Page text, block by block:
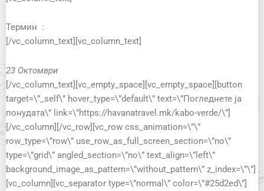
Термин :
[/vc_column_text][vc_column_text]
23 Октомври
[/vc_column_text][vc_empty_space][vc_empty_space][button
target=\”_self\” hover_type=\”default\” text=\”Погледнете ја
понудата\” link=\”https://havanatravel.mk/kabo-verde/\”]
[/vc_column][/vc_row][vc_row css_animation=\”\”
row_type=\”row\” use_row_as_full_screen_section=\”no\”
type=\”grid\” angled_section=\”no\” text_align=\”left\”
background_image_as_pattern=\”without_pattern\” z_index=\”\”]
[vc_column][vc_separator type=\”normal\” color=\”#25d2ed\”]